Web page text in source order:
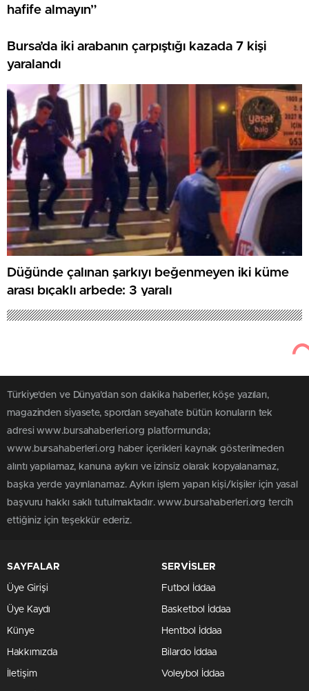
hafife almayın”
Bursa’da iki arabanın çarpıştığı kazada 7 kişi
yaralandı
Düğünde çalınan şarkıyı beğenmeyen iki küme
arası bıçaklı arbede: 3 yaralı
Türkiye'den ve Dünya’dan son dakika haberler, köşe yazıları,
magazinden siyasete, spordan seyahate bütün konuların tek
adresi www.bursahaberleri.org platformunda;
www.bursahaberleri.org haber içerikleri kaynak gösterilmeden
alıntı yapılamaz, kanuna aykırı ve izinsiz olarak kopyalanamaz,
başka yerde yayınlanamaz. Aykırı işlem yapan kişi/kişiler için yasal
başvuru hakkı saklı tutulmaktadır. www.bursahaberleri.org tercih
ettiğiniz için teşekkür ederiz.
SAYFALAR
Üye Girişi
Üye Kaydı
Künye
Hakkımızda
İletişim
SERVİSLER
Futbol İddaa
Basketbol İddaa
Hentbol İddaa
Bilardo İddaa
Voleybol İddaa